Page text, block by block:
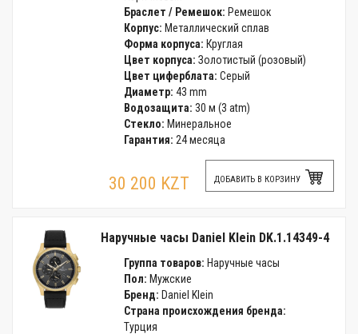
Браслет / Ремешок: Ремешок
Корпус: Металлический сплав
Форма корпуса: Круглая
Цвет корпуса: Золотистый (розовый)
Цвет циферблата: Серый
Диаметр: 43 mm
Водозащита: 30 м (3 atm)
Стекло: Минеральное
Гарантия: 24 месяца
30 200 KZT ДОБАВИТЬ В КОРЗИНУ
Наручные часы Daniel Klein DK.1.14349-4
Группа товаров: Наручные часы
Пол: Мужские
Бренд: Daniel Klein
Страна происхождения бренда:
Турция